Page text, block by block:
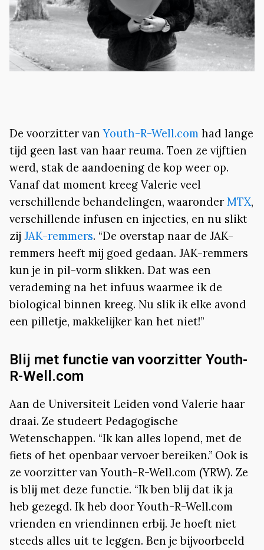
De voorzitter vanYouth-R-Well.com had lange
tijd geen last van haar reuma. Toen ze vijftien
werd, stak de aandoening de kop weer op.
Vanaf dat moment kreeg Valerie veel
verschillende behandelingen, waaronderMTX,
verschillende infusen en injecties, en nu slikt
zij JAK-remmers. “De overstap naar de JAK-
remmers heeft mij goed gedaan. JAK-remmers
kun je in pil-vorm slikken. Dat was een
verademing na het infuus waarmee ik de
biological binnen kreeg. Nu slik ik elke avond
een pilletje, makkelijker kan het niet!”
Blij met functie van voorzitter Youth-
R-Well.com
Aan de Universiteit Leiden vond Valerie haar
draai. Ze studeert Pedagogische
Wetenschappen. “Ik kan alles lopend, met de
fiets of het openbaar vervoer bereiken.” Ook is
ze voorzitter van Youth-R-Well.com (YRW). Ze
is blij met deze functie. “Ik ben blij dat ik ja
heb gezegd. Ik heb door Youth-R-Well.com
vrienden en vriendinnen erbij. Je hoeft niet
steeds alles uit te leggen. Ben je bijvoorbeeld